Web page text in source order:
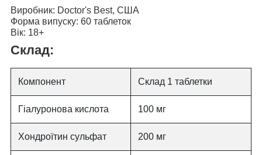
Виробник: Doctor's Best, США
Форма випуску: 60 таблеток
Вік: 18+
Склад:
Компонент Склад 1 таблетки
Гіалуронова кислота 100 мг
Хондроїтин сульфат 200 мг